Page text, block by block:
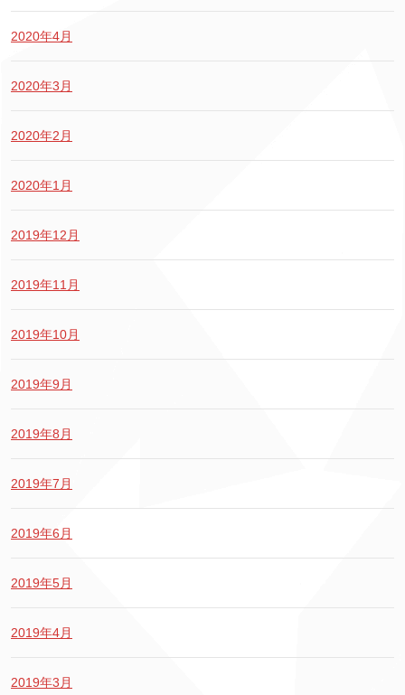
2020年4月
2020年3月
2020年2月
2020年1月
2019年12月
2019年11月
2019年10月
2019年9月
2019年8月
2019年7月
2019年6月
2019年5月
2019年4月
2019年3月